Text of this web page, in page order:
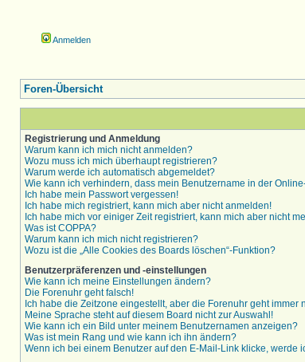
Anmelden
Foren-Übersicht
Registrierung und Anmeldung
Warum kann ich mich nicht anmelden?
Wozu muss ich mich überhaupt registrieren?
Warum werde ich automatisch abgemeldet?
Wie kann ich verhindern, dass mein Benutzername in der
Ich habe mein Passwort vergessen!
Ich habe mich registriert, kann mich aber nicht anmelden!
Ich habe mich vor einiger Zeit registriert, kann mich aber nicht
Was ist COPPA?
Warum kann ich mich nicht registrieren?
Wozu ist die „Alle Cookies des Boards löschen“-Funktion?
Benutzerpräferenzen und -einstellungen
Wie kann ich meine Einstellungen ändern?
Die Forenuhr geht falsch!
Ich habe die Zeitzone eingestellt, aber die Forenuhr geht immer
Meine Sprache steht auf diesem Board nicht zur Auswahl!
Wie kann ich ein Bild unter meinem Benutzernamen anzeigen?
Was ist mein Rang und wie kann ich ihn ändern?
Wenn ich bei einem Benutzer auf den E-Mail-Link klicke, werde